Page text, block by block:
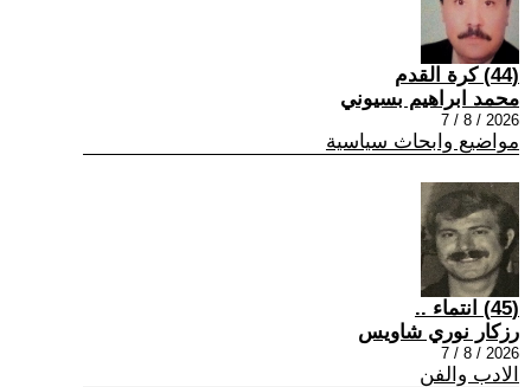
(44) كرة القدم
محمد ابراهيم بسيوني
2026 / 8 / 7
مواضيع وابحاث سياسية
(45) انتماء ..
رزكار نوري شاويس
2026 / 8 / 7
الادب والفن